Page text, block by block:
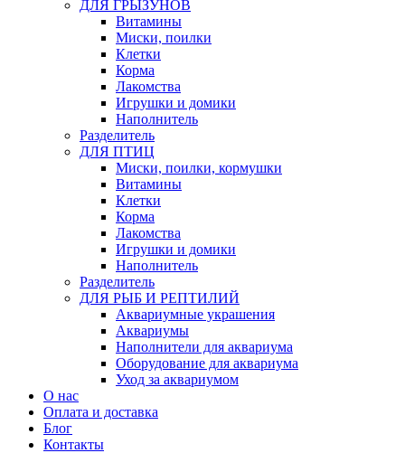
ДЛЯ ГРЫЗУНОВ
Витамины
Миски, поилки
Клетки
Корма
Лакомства
Игрушки и домики
Наполнитель
Разделитель
ДЛЯ ПТИЦ
Миски, поилки, кормушки
Витамины
Клетки
Корма
Лакомства
Игрушки и домики
Наполнитель
Разделитель
ДЛЯ РЫБ И РЕПТИЛИЙ
Аквариумные украшения
Аквариумы
Наполнители для аквариума
Оборудование для аквариума
Уход за аквариумом
О нас
Оплата и доставка
Блог
Контакты